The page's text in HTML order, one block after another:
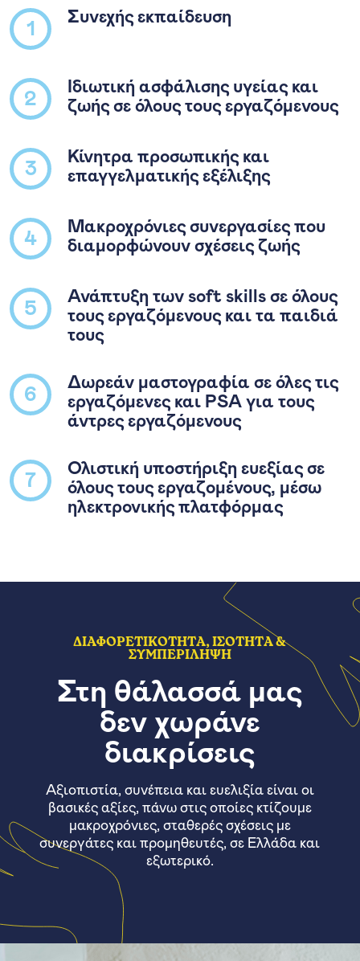
1
Συνεχής εκπαίδευση
2
Ιδιωτική ασφάλισης υγείας και
ζωής σε όλους τους εργαζόμενους
3
Κίνητρα προσωπικής και
επαγγελματικής εξέλιξης
4
Μακροχρόνιες συνεργασίες που
διαμορφώνουν σχέσεις ζωής
5
Ανάπτυξη των soft skills σε όλους
τους εργαζόμενους και τα παιδιά
τους
6
Δωρεάν μαστογραφία σε όλες τις
εργαζόμενες και PSA για τους
άντρες εργαζόμενους
7
Ολιστική υποστήριξη ευεξίας σε
όλους τους εργαζομένους, μέσω
ηλεκτρονικής πλατφόρμας
ΔΙΑΦΟΡΕΤΙΚΟΤΗΤΑ, ΙΣΟΤΗΤΑ &
ΣΥΜΠΕΡΙΛΗΨΗ
Στη θάλασσά μας
δεν χωράνε
διακρίσεις
Αξιοπιστία, συνέπεια και ευελιξία είναι οι
βασικές αξίες, πάνω στις οποίες κτίζουμε
μακροχρόνιες, σταθερές σχέσεις με
συνεργάτες και προμηθευτές, σε Ελλάδα και
εξωτερικό.